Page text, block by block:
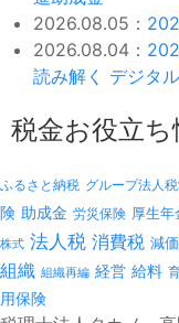
2026.08.05：
2026.08.04：
読み解く デジタ
税金お役立
ふるさと納税 グループ法人
険 助成金 労災保険 厚生年
株式 法人税 消費税 減
組織 組織再編 経営 給料
用保険